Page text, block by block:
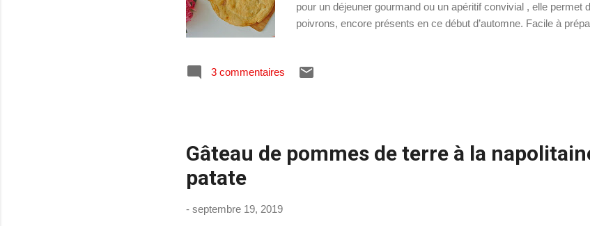
pour un déjeuner gourmand ou un apéritif convivial , elle permet
poivrons, encore présents en ce début d’automne. Facile à
Focaccia farcie aux oignons Préparation : 25 mn Cuisson : 30
3 commentaires
Gâteau de pommes de terre à la
patate
- septembre 19, 2019